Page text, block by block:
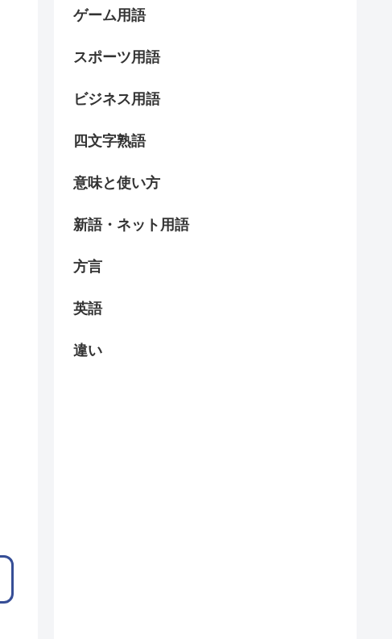
ゲーム用語
スポーツ用語
ビジネス用語
四文字熟語
意味と使い方
新語・ネット用語
方言
英語
違い